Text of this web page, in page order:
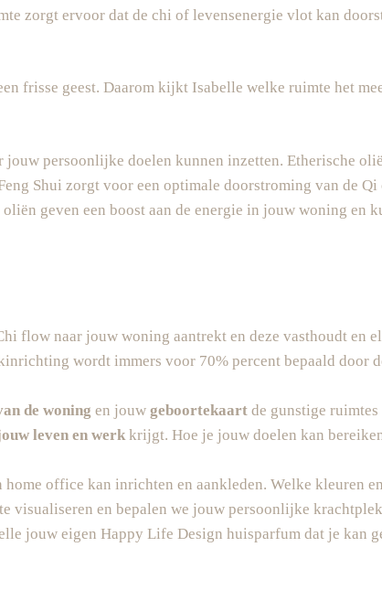
zorgt ervoor dat de chi of levensenergie vlot kan
frisse geest. Daarom kijkt Isabelle welke ruimte het
jouw persoonlijke doelen kunnen inzetten. Etherische
Shui zorgt voor een optimale doorstroming van de
geven een boost aan de energie in jouw woning en
flow naar jouw woning aantrekt en deze vasthoudt en
wordt immers voor 70% percent bepaald door
de woning en jouw geboortekaart de gunstige
leven en werkkrijgt. Hoe je jouw doelen kan
office kan inrichten en aankleden. Welke kleuren
visualiseren en bepalen we jouw persoonlijke
jouw eigen Happy Life Design huisparfum dat je kan